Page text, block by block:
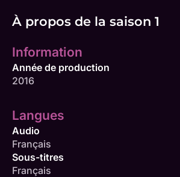
À propos de la saison 1
Information
Année de production
2016
Langues
Audio
Français
Sous-titres
Français